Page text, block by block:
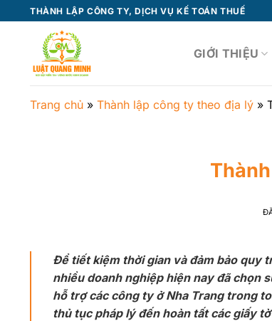
qua
THÀNH LẬP CÔNG TY, DỊCH VỤ KẾ TOÁN THUẾ
GIỚI THIỆU
Trang chủ » Thành lập công ty theo địa lý »
Để tiết kiệm thời gian và đảm bảo quy
nhiều doanh nghiệp hiện nay đã chọn
hỗ trợ các công ty ở Nha Trang trong
thủ tục pháp lý đến hoàn tất các giấy